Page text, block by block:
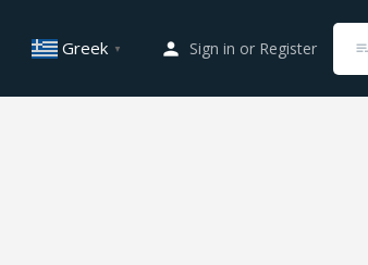
Greek ▼ Sign in or Register